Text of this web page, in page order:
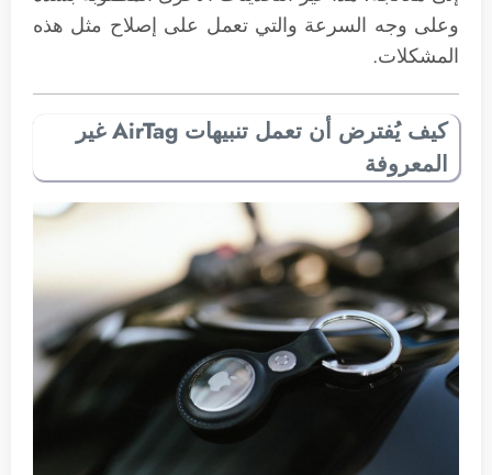
وعلى وجه السرعة والتي تعمل على إصلاح مثل هذه
المشكلات.
كيف يُفترض أن تعمل تنبيهات AirTag غير
المعروفة